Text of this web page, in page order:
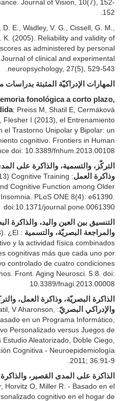
Journal of Vision, 10(7), 152-
152.
E., Wadley, V. G., Cissell, G. M.,
K. (2005). Reliability and validity of
as administered by personal
of clinical and experimental
neuropsychology, 27(5), 529-543.
المهارات الإدراكيّة المثبتة بدراسات
fonológica a corto plazo,
: Preiss M, Shatil E, Cermáková
Flesher I (2013), el Entrenamiento
el Trastorno Unipolar y Bipolar: un
cognitivo. Frontiers in Human
doi: 10.3389/fnhum.2013.00108.
التركّز، والتسمية، والذاكرة على
وذاكرة العمل
Cognitive Training
Cognitive Function among Older
PLoS ONE 8(4): e61390.
doi:10.1371/journal.pone.0061390
التنسيق بين العين واليد، والذاكرة
والمراجعة البصريّة، والتسمية
¿El
y la actividad física combinados
cognitivas más que cada uno por
controlado de cuatro condiciones
Front. Aging Neurosci. 5:8. doi:
10.3389/fnagi.2013.00008
الذاكرة البصريّة، وذاكرة العمل،
والإدراكي البصريّ
V Aharonson,
en un Programa Informático,
Personalizado versus Juegos de
Aleatorizado, Doble Ciego,
Cognitiva - Neuroepidemiología
2011; 36:91-9.
الذاكرة على المدى القصير،
Horvitz O, Miller R. - Basado en el
cognitivo en el hogar de